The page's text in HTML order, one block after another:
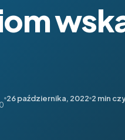
26 października, 2022 2 min